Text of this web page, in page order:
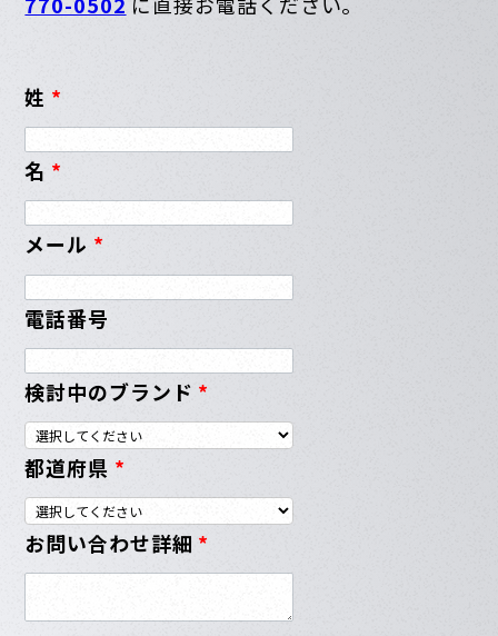
姓 *
名 *
メール *
電話番号
検討中のブランド *
都道府県 *
お問い合わせ詳細 *